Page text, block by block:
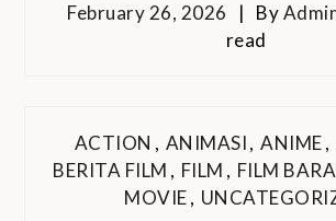
February 26, 2026 By
read
ACTION , ANIMASI, ANIME,
BERITA FILM , FILM , FILM
MOVIE,